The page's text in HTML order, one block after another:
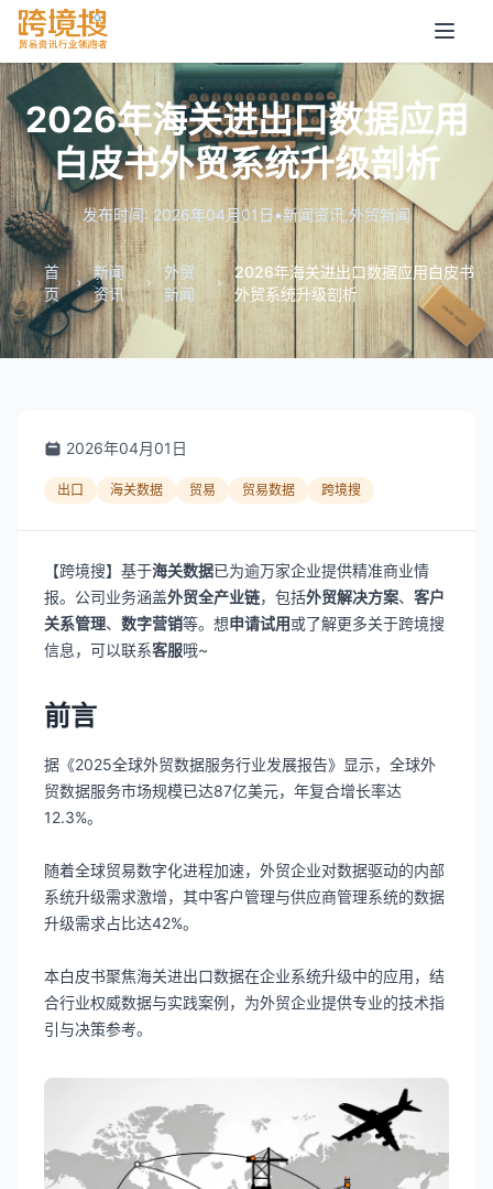
2026年海关进出口数据应用
白皮书外贸系统升级剖析
发布时间: 2026年04月01日•新闻资讯,外贸新闻
首
页
新闻
资讯
外贸
新闻
2026年海关进出口数据应用白皮书
外贸系统升级剖析
2026年04月01日
出口 海关数据 贸易 贸易数据 跨境搜
【跨境搜】基于海关数据已为逾万家企业提供精准商业情
报。公司业务涵盖外贸全产业链，包括外贸解决方案、 客户
关系管理、 数字营销等。想申请试用或了解更多关于跨境搜
信息，可以联系客服哦~
前言
据《2025全球外贸数据服务行业发展报告》显示，全球外
贸数据服务市场规模已达87亿美元，年复合增长率达
12.3%。
随着全球贸易数字化进程加速，外贸企业对数据驱动的内部
系统升级需求激增，其中客户管理与供应商管理系统的数据
升级需求占比达42%。
本白皮书聚焦海关进出口数据在企业系统升级中的应用，结
合行业权威数据与实践案例，为外贸企业提供专业的技术指
引与决策参考。